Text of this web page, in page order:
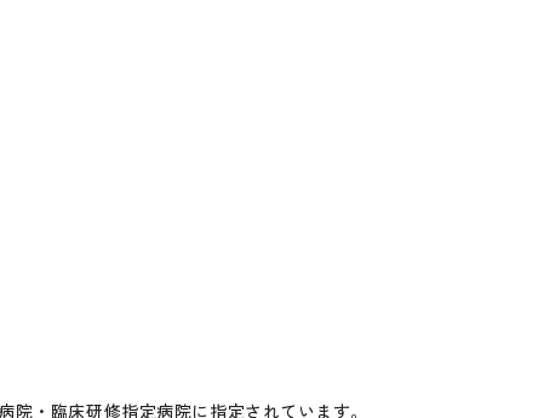
・臨床研修指定病院に指定されています。